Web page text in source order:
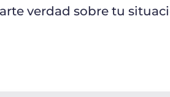
verdad sobre tu